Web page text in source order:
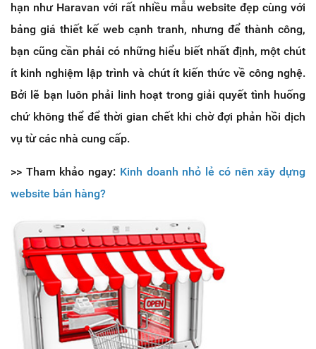
hạn như Haravan với rất nhiều mẫu website đẹp cùng với
bảng giá thiết kế web cạnh tranh, nhưng để thành công,
bạn cũng cần phải có những hiểu biết nhất định, một chút
ít kinh nghiệm lập trình và chút ít kiến thức về công nghệ.
Bởi lẽ bạn luôn phải linh hoạt trong giải quyết tình huống
chứ không thể để thời gian chết khi chờ đợi phản hồi dịch
vụ từ các nhà cung cấp.
>> Tham khảo ngay: Kinh doanh nhỏ lẻ có nên xây dựng
website bán hàng?